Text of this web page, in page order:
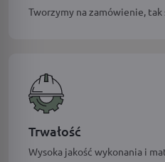
Tworzymy na zamówienie,
Trwałość
Wysoka jakość wykonania i